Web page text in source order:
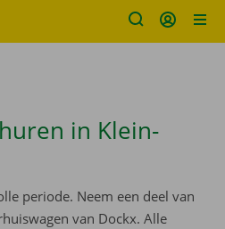
in Klein-
periode. Neem een deel van
van Dockx. Alle